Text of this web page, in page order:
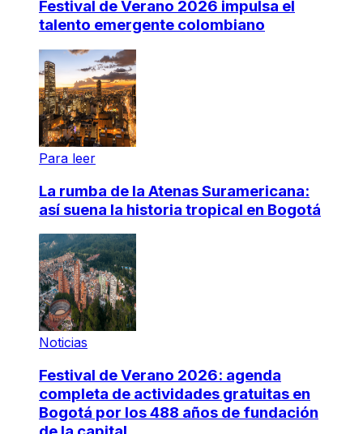
Festival de Verano 2026 impulsa el
talento emergente colombiano
Para leer
La rumba de la Atenas Suramericana:
así suena la historia tropical en Bogotá
Noticias
Festival de Verano 2026: agenda
completa de actividades gratuitas en
Bogotá por los 488 años de fundación